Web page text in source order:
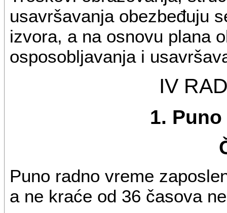
usavršavanja obezbeđuju
izvora, a na osnovu plana
osposobljavanja i
IV
1.
Puno radno vreme
a ne kraće od 36 časova